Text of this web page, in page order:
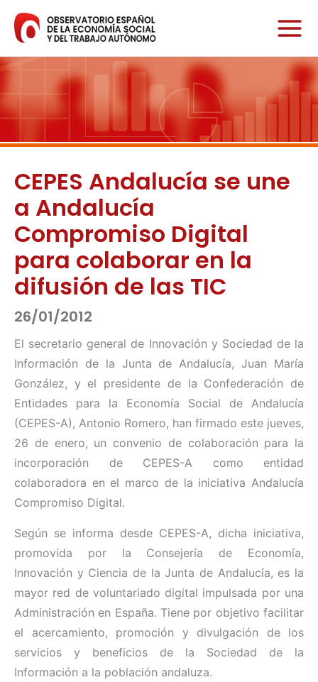
contenido
CEPES Andalucía se une
a Andalucía
Compromiso Digital
para colaborar en la
difusión de las TIC
26/01/2012
El secretario general de Innovación y Sociedad de la
Información de la Junta de Andalucía, Juan María
González, y el presidente de la Confederación de
Entidades para la Economía Social de Andalucía
(CEPES-A), Antonio Romero, han firmado este jueves,
26 de enero, un convenio de colaboración para la
incorporación de CEPES-A como entidad
colaboradora en el marco de la iniciativa Andalucía
Compromiso Digital.
Según se informa desde CEPES-A, dicha iniciativa,
promovida por la Consejería de Economía,
Innovación y Ciencia de la Junta de Andalucía, es la
mayor red de voluntariado digital impulsada por una
Administración en España. Tiene por objetivo facilitar
el acercamiento, promoción y divulgación de los
servicios y beneficios de la Sociedad de la
Información a la población andaluza.